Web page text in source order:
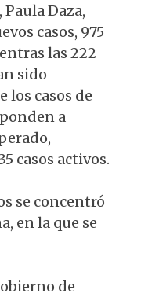
Daza,
casos, 975
las 222
sido
los casos de
a
casos activos.
se concentró
en la que se
de